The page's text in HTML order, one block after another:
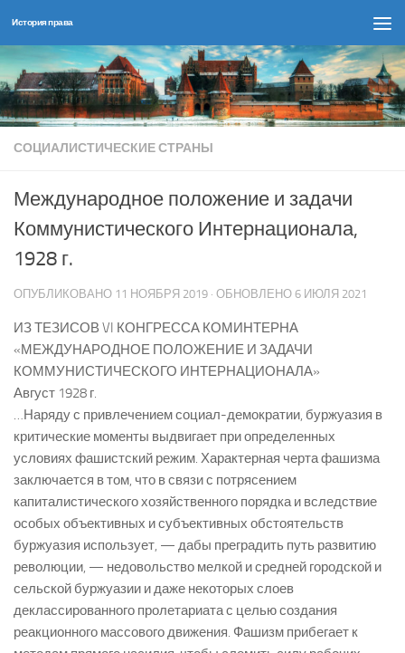
Перейти к содержимому
История права
СОЦИАЛИСТИЧЕСКИЕ СТРАНЫ
Международное положение и задачи
Коммунистического Интернационала,
1928 г.
ОПУБЛИКОВАНО 11 НОЯБРЯ 2019 · ОБНОВЛЕНО 6 ИЮЛЯ 2021
ИЗ ТЕЗИСОВ VI КОНГРЕССА КОМИНТЕРНА
«МЕЖДУНАРОДНОЕ ПОЛОЖЕНИЕ И ЗАДАЧИ
КОММУНИСТИЧЕСКОГО ИНТЕРНАЦИОНАЛА»
Август 1928 г.
…Наряду с привлечением социал-демократии, буржуазия в
критические моменты выдвигает при определенных
условиях фашистский режим. Характерная черта фашизма
заключается в том, что в связи с потрясением
капиталистического хозяйственного порядка и вследствие
особых объективных и субъективных обстоятельств
буржуазия использует, — дабы преградить путь развитию
революции, — недовольство мелкой и средней городской и
сельской буржуазии и даже некоторых слоев
деклассированного пролетариата с целью создания
реакционного массового движения. Фашизм прибегает к